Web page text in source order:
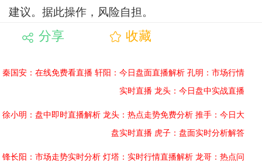
建议。据此操作，风险自担。
分享 收藏
秦国安：在线免费看直播 轩阳：今日盘面直播解析 孔明：市场行情
实时直播 龙头：今日盘中实战直播
徐小明：盘中即时直播解析 龙头：热点走势免费分析 推手：今日大
盘实时直播 虎子：盘面实时分析解答
锋长阳：市场走势实时分析 灯塔：实时行情直播解析 龙哥：热点问